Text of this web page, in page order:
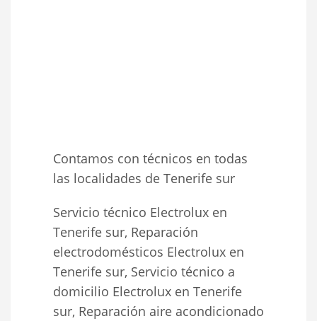
Contamos con técnicos en todas
las localidades de Tenerife sur
Servicio técnico Electrolux en
Tenerife sur, Reparación
electrodomésticos Electrolux en
Tenerife sur, Servicio técnico a
domicilio Electrolux en Tenerife
sur, Reparación aire acondicionado